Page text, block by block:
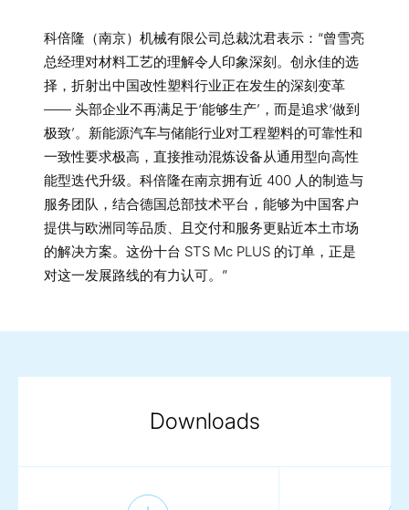
科倍隆（南京）机械有限公司总裁沈君表示：“曾雪亮
总经理对材料工艺的理解令人印象深刻。创永佳的选
择，折射出中国改性塑料行业正在发生的深刻变革
—— 头部企业不再满足于‘能够生产’，而是追求‘做到
极致’。新能源汽车与储能行业对工程塑料的可靠性和
一致性要求极高，直接推动混炼设备从通用型向高性
能型迭代升级。科倍隆在南京拥有近 400 人的制造与
服务团队，结合德国总部技术平台，能够为中国客户
提供与欧洲同等品质、且交付和服务更贴近本土市场
的解决方案。这份十台 STS Mc PLUS 的订单，正是
对这一发展路线的有力认可。”
Downloads